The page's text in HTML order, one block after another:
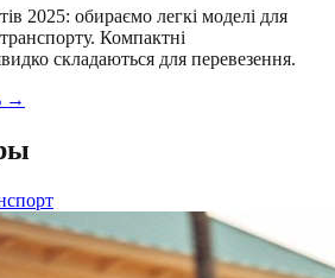
2025: обираємо легкі моделі для
Компактні
складаються для перевезення.
→